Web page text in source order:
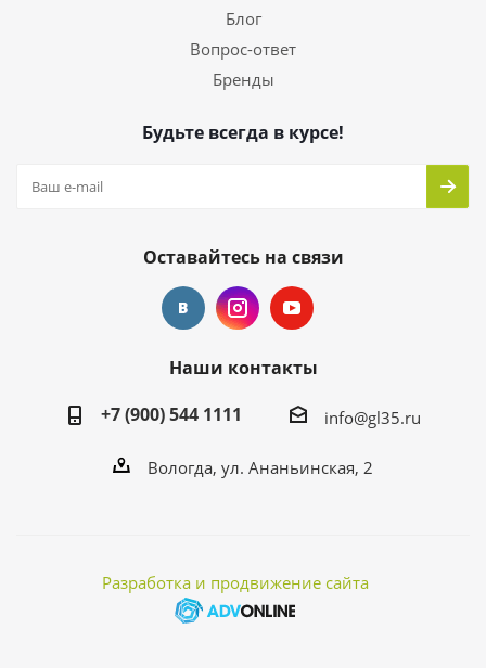
Блог
Вопрос-ответ
Бренды
Будьте всегда в курсе!
Оставайтесь на связи
Наши контакты
+7 (900) 544 1111
info@gl35.ru
Вологда, ул. Ананьинская, 2
Разработка и продвижение сайта